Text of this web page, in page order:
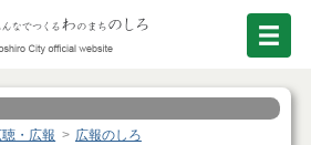
聴・広報
広報のしろ